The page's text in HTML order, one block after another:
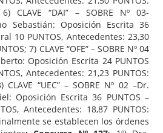
CLAVE “DAI” – SOBRE Nº 03-
Sebastián: Oposición Escrita 36
10 PUNTOS, Antecedentes: 23,30
7) CLAVE “OFE” – SOBRE Nº 04
Oposición Escrita 24 PUNTOS
Antecedentes: 21,23 PUNTOS:
“UEC” – SOBRE Nº 02 –Dr.
Oposición Escrita 36 PUNTOS –
Antecedentes: 18,87 PUNTOS:
se establecen los órdenes